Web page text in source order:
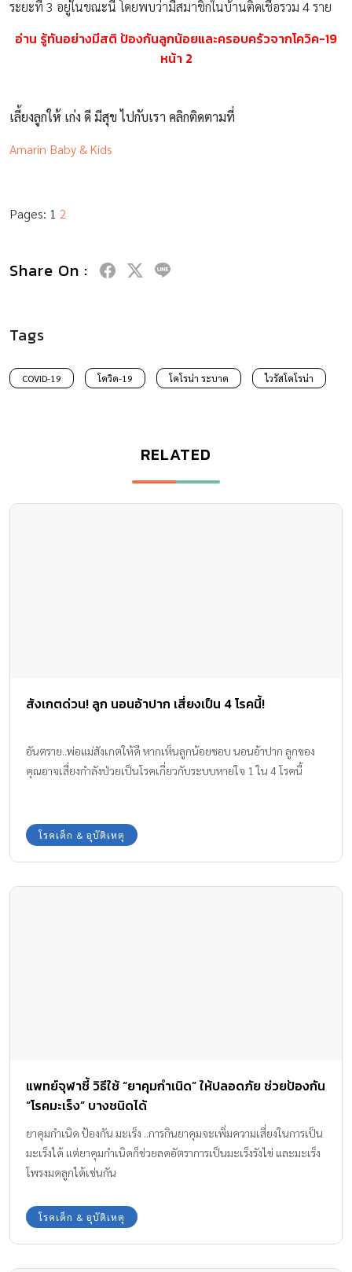
ระยะที่ 3 อยู่ในขณะนี้ โดยพบว่ามีสมาชิกในบ้านติดเชื้อรวม 4 ราย
อ่าน รู้ทันอย่างมีสติ ป้องกันลูกน้อยและครอบครัวจากโควิค-19
หน้า 2
เลี้ยงลูกให้ เก่ง ดี มีสุข ไปกับเรา คลิกติดตามที่
Amarin Baby & Kids
Pages: 1 2
Share On :
Tags
COVID-19 โควิด-19 โคโรน่า ระบาด ไวรัสโคโรน่า
RELATED
สังเกตด่วน! ลูก นอนอ้าปาก เสี่ยงเป็น 4 โรคนี้!
อันตราย..พ่อแม่สังเกตให้ดี หากเห็นลูกน้อยชอบ นอนอ้าปาก ลูกของ
คุณอาจเสี่ยงกำลังป่วยเป็นโรคเกี่ยวกับระบบหายใจ 1 ใน 4 โรคนี้
โรคเด็ก & อุบัติเหตุ
แพทย์จุฬาชี้ วิธีใช้ “ยาคุมกำเนิด” ให้ปลอดภัย ช่วยป้องกัน
“โรคมะเร็ง” บางชนิดได้
ยาคุมกำเนิด ป้องกัน มะเร็ง ..การกินยาคุมจะเพิ่มความเสี่ยงในการเป็น
มะเร็งได้ แต่ยาคุมกำเนิดก็ช่วยลดอัตราการเป็นมะเร็งรังไข่ และมะเร็ง
โพรงมดลูกได้เช่นกัน
โรคเด็ก & อุบัติเหตุ